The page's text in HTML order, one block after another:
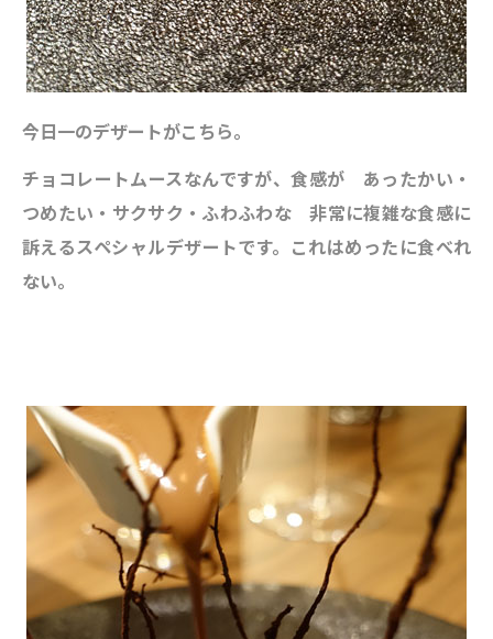
今日一のデザートがこちら。
チョコレートムースなんですが、食感が あったかい・
つめたい・サクサク・ふわふわな 非常に複雑な食感に
訴えるスペシャルデザートです。これはめったに食べれ
ない。